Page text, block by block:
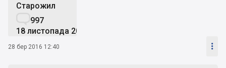
Старожил
997
18 листопада 2013
28 бер 2016 12:40 